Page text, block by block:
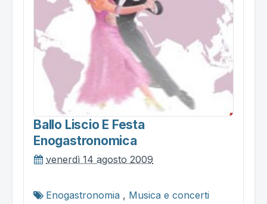
Ballo Liscio E Festa
Enogastronomica
venerdì 14 agosto 2009
Enogastronomia , Musica e concerti